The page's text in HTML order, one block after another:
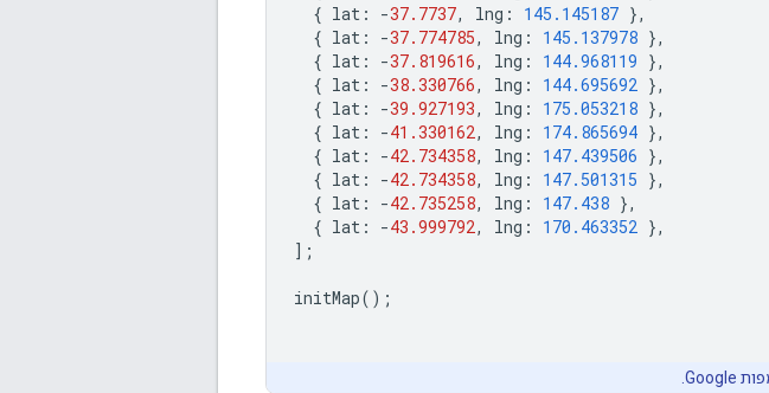
{ lat : -37.7737, lng : 145.145187 },
{ lat : -37.774785, lng : 145.137978 },
{ lat : -37.819616, lng : 144.968119 },
{ lat : -38.330766, lng : 144.695692 },
{ lat : -39.927193, lng : 175.053218 },
{ lat : -41.330162, lng : 174.865694 },
{ lat : -42.734358, lng : 147.439506 },
{ lat : -42.734358, lng : 147.501315 },
{ lat : -42.735258, lng : 147.438 },
{ lat : -43.999792, lng : 170.463352 },
];
initMap();